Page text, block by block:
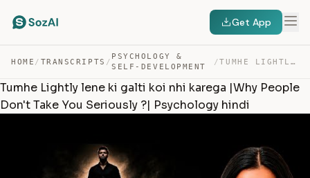
Get App
HOME / TRANSCRIPTS /
PSYCHOLOGY &
SELF-DEVELOPMENT
/ TUMHE LIGHTLY LENE KI GALTI KOI NHI KAREGA |WHY PEOPLE … — TRANSCRIPT
Tumhe Lightly lene ki galti koi nhi karega |Why People
Don't Take You Seriously ?| Psychology hindi